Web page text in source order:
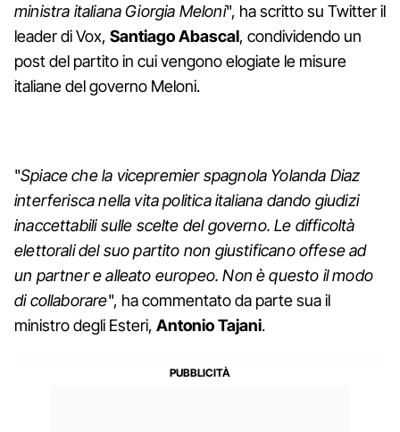
ministra italiana Giorgia Meloni", ha scritto su Twitter il
leader di Vox, Santiago Abascal, condividendo un
post del partito in cui vengono elogiate le misure
italiane del governo Meloni.
"Spiace che la vicepremier spagnola Yolanda Diaz
interferisca nella vita politica italiana dando giudizi
inaccettabili sulle scelte del governo. Le difficoltà
elettorali del suo partito non giustificano offese ad
un partner e alleato europeo. Non è questo il modo
di collaborare", ha commentato da parte sua il
ministro degli Esteri, Antonio Tajani.